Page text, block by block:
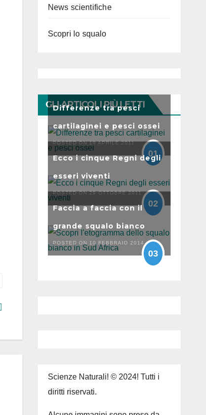
News scientifiche
Scopri lo squalo
GLI ARTICOLI PIÙ LETTI
Differenze tra pesci
cartilaginei e pesci ossei
POSTED ON 19 APRILE 2011
01
Ecco i cinque Regni degli
esseri viventi
POSTED ON 29 OTTOBRE 2011
02
Faccia a faccia con il
grande squalo bianco
POSTED ON 10 FEBBRAIO 2014
03
Scienze Naturali! © 2024! Tutti i
diritti riservati.